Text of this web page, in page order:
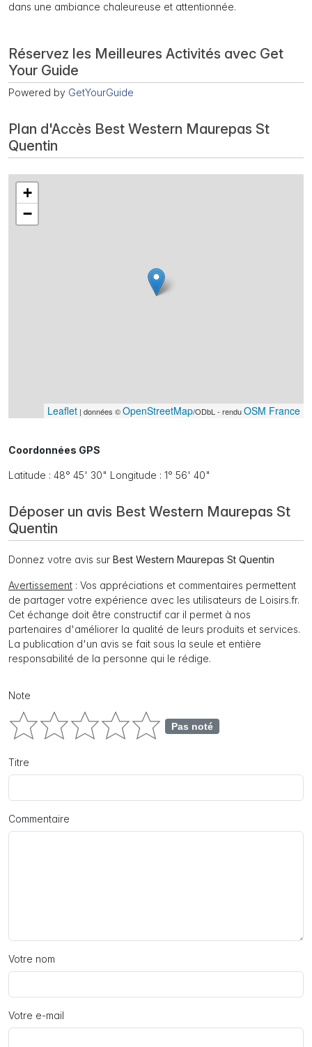
dans une ambiance chaleureuse et attentionnée.
Réservez les Meilleures Activités avec Get
Your Guide
Powered by GetYourGuide
Plan d'Accès Best Western Maurepas St
Quentin
+
−
Leaflet | données ©OpenStreetMap/ODbL - renduOSM France
Coordonnées GPS
Latitude : 48° 45' 30" Longitude : 1° 56' 40"
Déposer un avis Best Western Maurepas St
Quentin
Donnez votre avis sur Best Western Maurepas St Quentin
Avertissement : Vos appréciations et commentaires permettent
de partager votre expérience avec les utilisateurs de Loisirs.fr.
Cet échange doit être constructif car il permet à nos
partenaires d'améliorer la qualité de leurs produits et services.
La publication d'un avis se fait sous la seule et entière
responsabilité de la personne qui le rédige.
Note
Pas noté
Titre
Commentaire
Votre nom
Votre e-mail